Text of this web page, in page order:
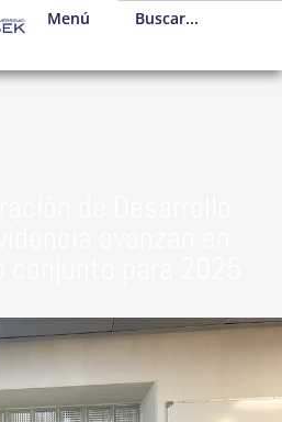
Menú